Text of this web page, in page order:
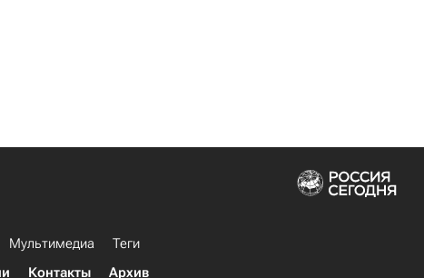
Мультимедиа
Теги
Контакты Архив